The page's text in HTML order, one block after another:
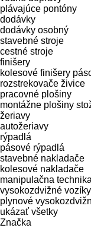
plávajúce pontóny
dodávky
dodávky osobný
stavebné stroje
cestné stroje
finišery
kolesové finišery
rozstrekovače živice
pracovné plošiny
montážne plošiny
žeriavy
autožeriavy
rýpadlá
pásové rýpadlá
stavebné nakladače
kolesové nakladače
manipulačna technika
vysokozdvižné vozíky
plynové
ukázať všetky
Značka